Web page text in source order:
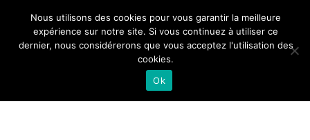
contenu
Actualités de Lorraine pour les Lorrains
Nous utilisons des cookies pour vous garantir la meilleure
expérience sur notre site. Si vous continuez à utiliser ce
dernier, nous considérerons que vous acceptez l'utilisation des
cookies.
Ok